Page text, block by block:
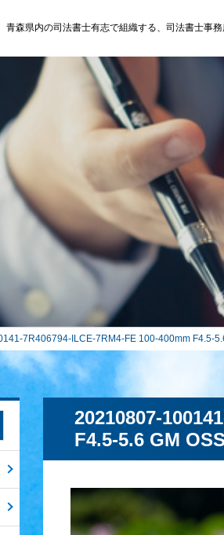
青森県内の司法書士有志で組織する、司法書士事
7R406794-ILCE-7RM4-FE 100-400mm F4.5-
20210807-
F4.5-5.6 GM